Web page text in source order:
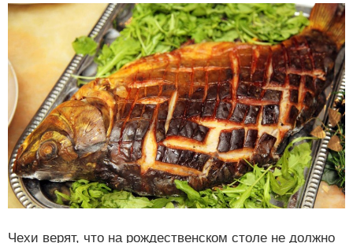
Чехи верят, что на рождественском столе не должно